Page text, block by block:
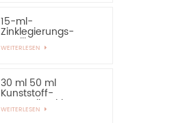
15-ml-
Zinklegierungs-
Applikator-Augen-
Essential-Serum-
WEITERLESEN
30 ml 50 ml
Kunststoff-
Kosmetik-Airless-
Flasche,
WEITERLESEN